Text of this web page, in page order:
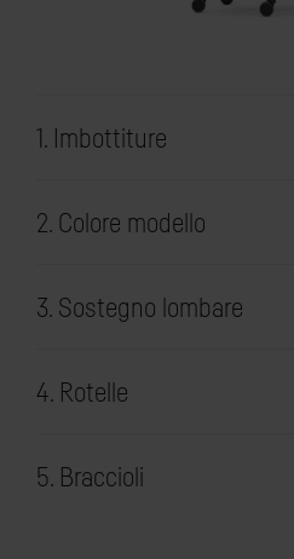
1. Imbottiture
2. Colore modello
3. Sostegno lombare
4. Rotelle
5. Braccioli